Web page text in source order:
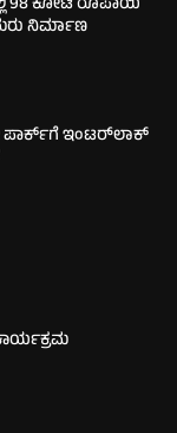
ನಿರ್ಮಾಣ
ಪಾರ್ಕ್‌ಗೆ ಇಂಟರ್‌ಲಾಕ್